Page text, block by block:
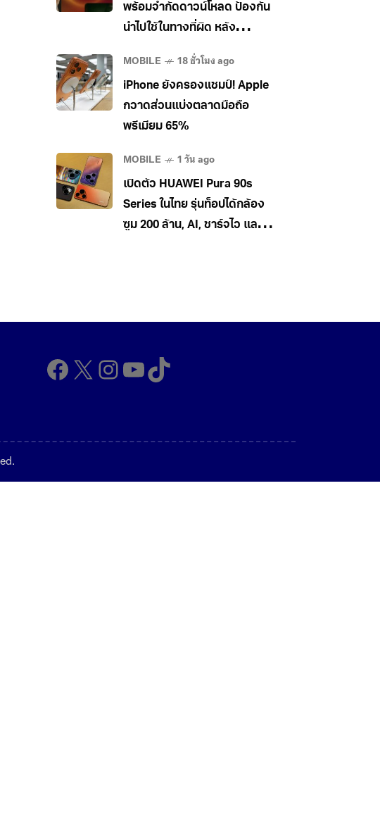
พร้อมจำกัดดาวน์โหลด ป้องกัน
นำไปใช้ในทางที่ผิด หลัง
MOBILE 18 ชั่วโมง ago
iPhone ยังครองแชมป์! Apple
กวาดส่วนแบ่งตลาดมือถือ
พรีเมียม 65%
MOBILE 1 วัน ago
เปิดตัว HUAWEI Pura 90s
Series ในไทย รุ่นท็อปได้กล้อง
ซูม 200 ล้าน, AI, ชาร์จไว และใช้
Facebook
X Instagram
YouTube
TikTok